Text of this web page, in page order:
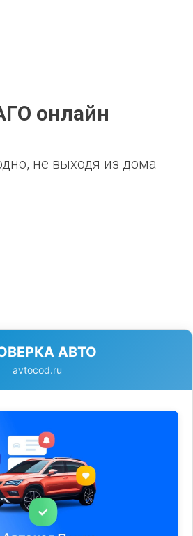
онлайн
не выходя из дома
АВТО
avtocod.ru